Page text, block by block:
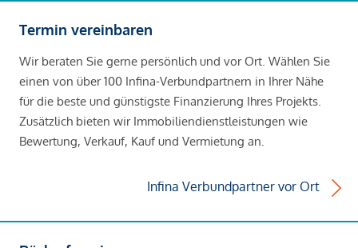
Termin vereinbaren
Wir beraten Sie gerne persönlich und vor Ort. Wählen Sie
einen von über 100 Infina-Verbundpartnern in Ihrer Nähe
für die beste und günstigste Finanzierung Ihres Projekts.
Zusätzlich bieten wir Immobiliendienstleistungen wie
Bewertung, Verkauf, Kauf und Vermietung an.
Infina Verbundpartner vor Ort